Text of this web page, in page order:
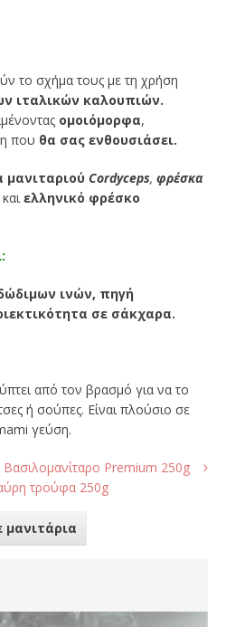
το σχήμα τους με τη χρήση
ιταλικών καλουπιών.
ομοιόμορφα,
που θα σας ενθουσιάσει.
μανιταριού Cordyceps, φρέσκα
καιελληνικό φρέσκο
:
ινών, πηγή
σε σάκχαρα.
από τον βρασμό για να το
ή σούπες. Είναι πλούσιο σε
γεύση.
Βασιλομανίταρο Premium 250g
τρούφα 250g
μανιτάρια